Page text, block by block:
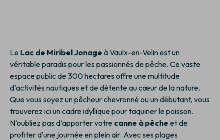
Le Lac de Miribel Jonage à Vaulx-en-Velin est un
véritable paradis pour les passionnés de pêche. Ce vaste
espace public de 300 hectares offre une multitude
d’activités nautiques et de détente au cœur de la nature.
Que vous soyez un pêcheur chevronné ou un débutant, vous
trouverez ici un cadre idyllique pour taquiner le poisson.
N’oubliez pas d’apporter votre canne à pêche et de
profiter d’une journée en plein air. Avec ses plages